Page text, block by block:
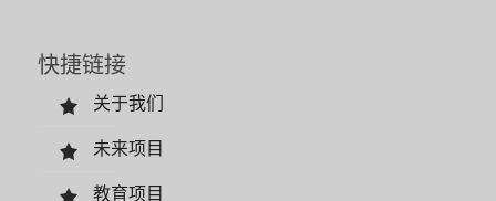
快捷链接
关于我们
未来项目
教育项目